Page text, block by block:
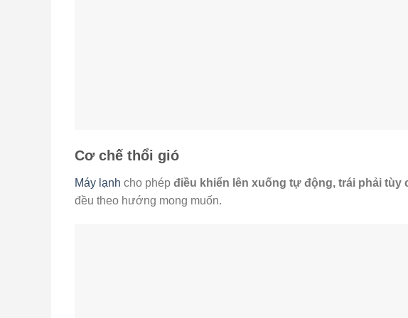
Cơ chế thổi gió
Máy lạnh cho phép điều khiển lên xuống tự động, trái phải tùy
đều theo hướng mong muốn.